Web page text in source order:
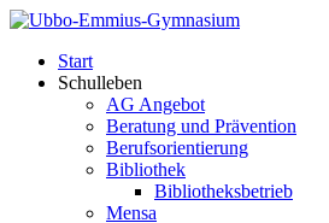
Start
Schulleben
AG Angebot
Beratung und Prävention
Berufsorientierung
Bibliothek
Bibliotheksbetrieb
Mensa